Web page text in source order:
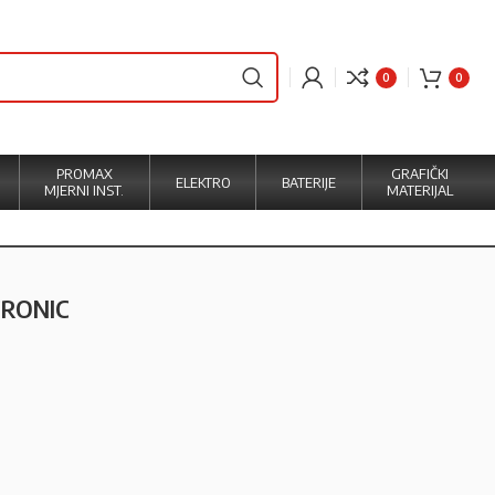
0 0
PROMAX
MJERNI INST.
ELEKTRO BATERIJE
GRAFIČKI
MATERIJAL